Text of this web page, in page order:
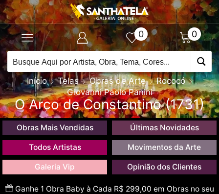
0 0
Início Telas Obras de Arte
Rococó
Giovanni Paolo Panini
O Arco de Constantino (1731)
Obras Mais Vendidas Últimas Novidades
Todos Artistas Movimentos da Arte
Galeria Vip Opinião dos Clientes
Ganhe 1 Obra Baby à Cada R$ 299,00 em Obras no seu